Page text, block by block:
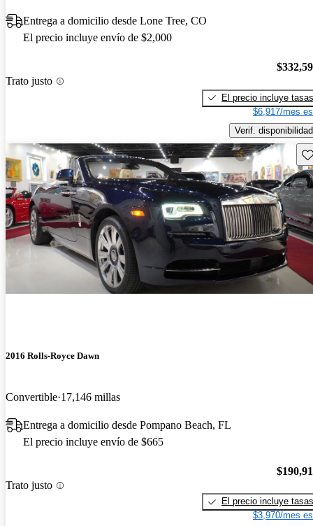
Entrega a domicilio desde Lone Tree, CO
El precio incluye envío de $2,000
Trato justo
El precio incluye tasas
$6,917/mes
Verif. disponibilidad
2016 Rolls-Royce Dawn
Convertible 17,146 millas
Entrega a domicilio desde Pompano Beach, FL
El precio incluye envío de $665
Trato justo
El precio incluye tasas
$3,970/mes